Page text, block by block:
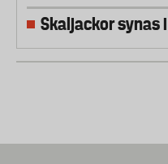
Skaljackor synas